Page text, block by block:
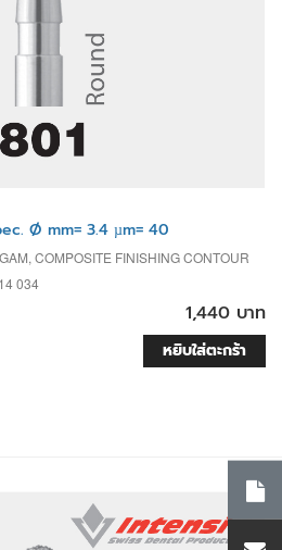
Ø mm= 3.4 µm= 40
COMPOSITE FINISHING CONTOUR
034
1,440 บาท
หยิบใส่ตะกร้า